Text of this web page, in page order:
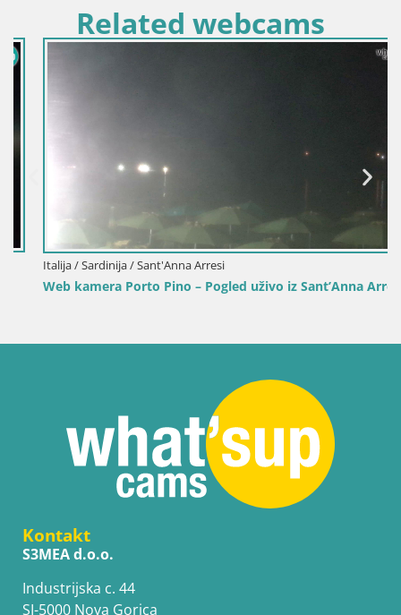
Related webcams
Italija / Sardinija / Sant'Anna Arresi
Web kamera Porto Pino – Pogled uživo iz Sant’Anna Arresija
Kontakt
S3MEA d.o.o.
Industrijska c. 44
SI-5000 Nova Gorica